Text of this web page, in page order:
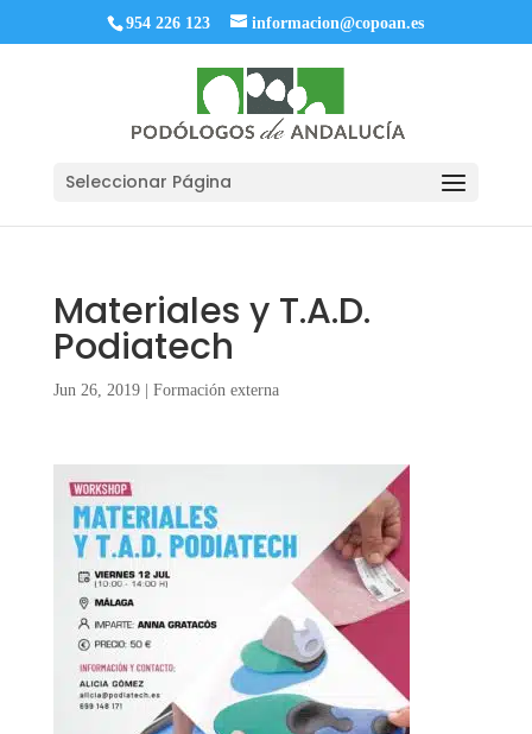
954 226 123 informacion@copoan.es
Seleccionar Página
Materiales y T.A.D.
Podiatech
Jun 26, 2019| Formación externa